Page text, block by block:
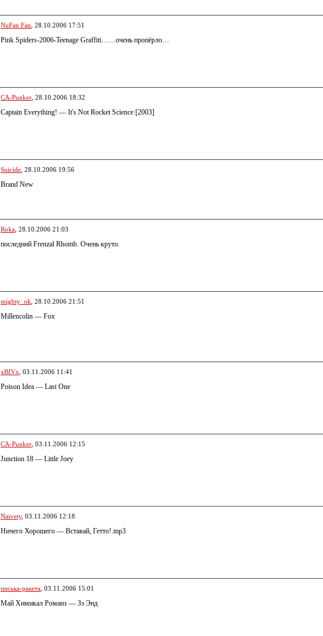
NuFan Fan , 28.10.2006 17:51
Pink Spiders-2006-Teenage Graffiti……очень пропёрло…
CA-Punker , 28.10.2006 18:32
Captain Everything! — It's Not Rocket Science [2003]
Suicide , 28.10.2006 19:56
Brand New
Roka , 28.10.2006 21:03
последний Frenzal Rhomb. Очень круто.
mighty_ok , 28.10.2006 21:51
Millencolin — Fox
xBIVx , 03.11.2006 11:41
Poison Idea — Last One
CA-Punker , 03.11.2006 12:15
Junction 18 — Little Joey
Naivety, 03.11.2006 12:18
Ничего Хорошего — Вставай, Гетто!.mp3
писька-ракета , 03.11.2006 15:01
Май Химикал Романз — Зэ Энд